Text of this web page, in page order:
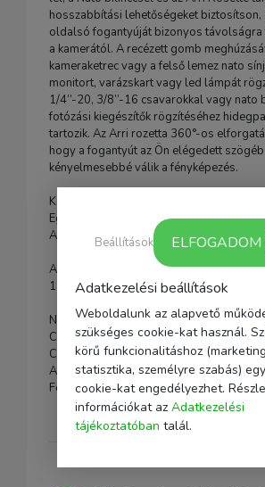
hosszabbítási lehetőségeket biztosítson,
oldalsó fogantyúját bizonyos
a kamerától. A recézett gomb
kameraketrec vagy a felső lemez nato
monitort, varázskart vagy led lámpát
1/4’’-20, 3/8’’-16 csavarokkal vagy nato
fotózási kiegészítők rögzítéséhez
tartozik. Az Arri rozetta 360°-os
hogy a fogantyút az Ön elégedett
kényelmesebbé válik a fényképezés.
Kompatibilitás:
Egyetemes
Arri Rosette fogantyú
A csomag tartalmazza:
1 x Arri Rosette Mount hosszabbító rúd
Nettó tömeg: 95 g
Csomag súlya: 120g
Csomag méretei: 13*19*6(cm)
Anyaga: alumínium ötvözet
Felületkezelés: CNC/homokfúvás/
Adatkezelési beállítások
Weboldalunk az alapvető
szükséges cookie-kat használ.
körű funkcionalitáshoz
statisztika, személyre szabás)
cookie-kat engedélyezhet.
információkat az Adatkezelési
tájékoztatóban talál.
Beállítások ELFOGADOM